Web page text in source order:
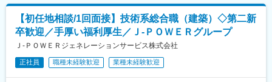
業務時間扱い。
（2） 資格試験の受験料、旅費・交通費・宿泊費は全額会社負
担。
（3） 合格時は祝金支給（技術士30万円、施工管理3～10万
円）。
（4） 各拠点の合格者である先輩が、試験傾向や面接対策まで手
■1日の流れ：
▼8:20出社
▼8:30ミーティング、メールやスケジュールのチェック
▼9:00修繕作業対応等
▼13:00各自スケジュール管理による、デスクワーク、各種資料作
成
▼16:00打ち合わせ、社内会議 他
表記です。
【初任地相談/1回面接】技術系総合職（建築）◇第二新
卒歓迎／手厚い福利厚生／Ｊ‐ＰＯＷＥＲグループ
Ｊ‐ＰＯＷＥＲジェネレーションサービス株式会社
正社員 職種未経験歓迎 業種未経験歓迎